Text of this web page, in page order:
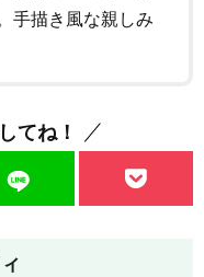
手描き風な親しみ
てね！